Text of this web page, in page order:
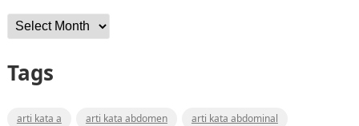
Archives
Tags
arti kata a arti kata abdomen
arti kata abdominal